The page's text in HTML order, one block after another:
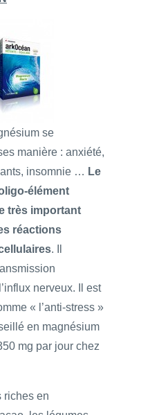
se
manière : anxiété,
insomnie … Le
élément
très important
réactions
. Il
nerveux. Il est
« l’anti-stress »
en magnésium
mg par jour chez
riches en